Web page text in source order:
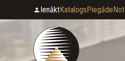
IenāktKatalogsPiegāde